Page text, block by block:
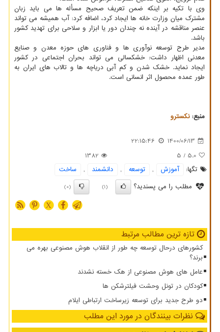
وی با تکیه بر اینکه ضمن تعریف صحیح مسأله ها می باید زبان
مشترک میان وزارت خانه ها ایجاد کرد، اضافه کرد: آب همیشه می تواند
عنصر مناقشه در آینده نه چندان دور یا ابزار و سلاحی برای تهدید کشور
باشد.
مدیر طرح توسعه نوآوری ها و فناوری های حوزه معدن و صنایع
معدنی اظهار داشت: خشکسالی می تواند بحران اجتماعی در کشور
ایجاد نماید. خشک شدن و کم آبی دریاچه ها و تالاب های ایران به
طور عمده محصول اثر انسانی است.
منبع:نكسترو
1400/06/13
22:15:46
5.0
/ 5
1382
تگها:
آموزش , توسعه , دانشمند ,
ساخت
مطلب را می پسندید؟
(1)
(0)
X
تازه ترین مطالب مرتبط
کشورهای درحال توسعه چه طور از انقلاب هوش مصنوعی بهره می
برند؟
عامل های هوش مصنوعی از هک خسته نشدند
کودکان در تونل وحشت فیلترشکن ها
دو طرح جدید برای توسعه زیرساخت ارتباطی ایلام
نظرات بینندگان در مورد این مطلب